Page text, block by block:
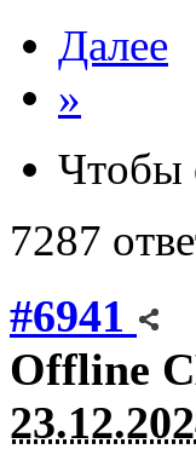
Далее
»
Чтобы
7287
#6941
Offline